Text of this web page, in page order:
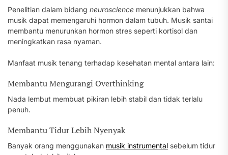
Penelitian dalam bidang neuroscience menunjukkan bahwa
musik dapat memengaruhi hormon dalam tubuh. Musik santai
membantu menurunkan hormon stres seperti kortisol dan
meningkatkan rasa nyaman.
Manfaat musik tenang terhadap kesehatan mental antara lain:
Membantu Mengurangi Overthinking
Nada lembut membuat pikiran lebih stabil dan tidak terlalu
penuh.
Membantu Tidur Lebih Nyenyak
Banyak orang menggunakan musik instrumental sebelum tidur